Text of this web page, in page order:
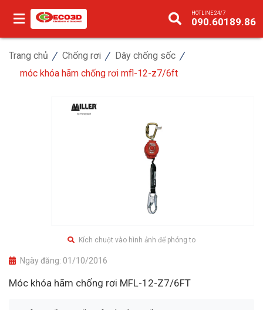
HOTLINE 24/7
090.60189.86
Trang chủ Chống rơi
Dây chống sốc
móc khóa hãm chống rơi mfl-12-z7/6ft
Kích chuột vào hình ảnh để phóng to
Ngày đăng: 01/10/2016
Móc khóa hãm chống rơi MFL-12-Z7/6FT